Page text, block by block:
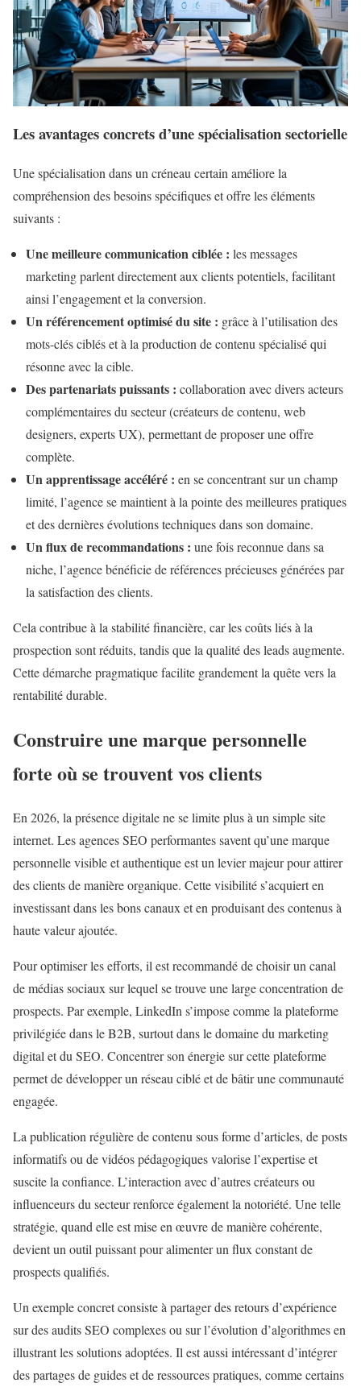
Les avantages concrets d’une spécialisation sectorielle
Une spécialisation dans un créneau certain améliore la
compréhension des besoins spécifiques et offre les éléments
suivants :
Une meilleure communication ciblée : les messages
marketing parlent directement aux clients potentiels, facilitant
ainsi l’engagement et la conversion.
Un référencement optimisé du site : grâce à l’utilisation des
mots-clés ciblés et à la production de contenu spécialisé qui
résonne avec la cible.
Des partenariats puissants : collaboration avec divers acteurs
complémentaires du secteur (créateurs de contenu, web
designers, experts UX), permettant de proposer une offre
complète.
Un apprentissage accéléré : en se concentrant sur un champ
limité, l’agence se maintient à la pointe des meilleures pratiques
et des dernières évolutions techniques dans son domaine.
Un flux de recommandations : une fois reconnue dans sa
niche, l’agence bénéficie de références précieuses générées par
la satisfaction des clients.
Cela contribue à la stabilité financière, car les coûts liés à la
prospection sont réduits, tandis que la qualité des leads augmente.
Cette démarche pragmatique facilite grandement la quête vers la
rentabilité durable.
Construire une marque personnelle
forte où se trouvent vos clients
En 2026, la présence digitale ne se limite plus à un simple site
internet. Les agences SEO performantes savent qu’une marque
personnelle visible et authentique est un levier majeur pour attirer
des clients de manière organique. Cette visibilité s’acquiert en
investissant dans les bons canaux et en produisant des contenus à
haute valeur ajoutée.
Pour optimiser les efforts, il est recommandé de choisir un canal
de médias sociaux sur lequel se trouve une large concentration de
prospects. Par exemple, LinkedIn s’impose comme la plateforme
privilégiée dans le B2B, surtout dans le domaine du marketing
digital et du SEO. Concentrer son énergie sur cette plateforme
permet de développer un réseau ciblé et de bâtir une communauté
engagée.
La publication régulière de contenu sous forme d’articles, de posts
informatifs ou de vidéos pédagogiques valorise l’expertise et
suscite la confiance. L’interaction avec d’autres créateurs ou
influenceurs du secteur renforce également la notoriété. Une telle
stratégie, quand elle est mise en œuvre de manière cohérente,
devient un outil puissant pour alimenter un flux constant de
prospects qualifiés.
Un exemple concret consiste à partager des retours d’expérience
sur des audits SEO complexes ou sur l’évolution d’algorithmes en
illustrant les solutions adoptées. Il est aussi intéressant d’intégrer
des partages de guides et de ressources pratiques, comme certains